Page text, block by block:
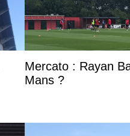
Mercato : Rayan
Mans ?